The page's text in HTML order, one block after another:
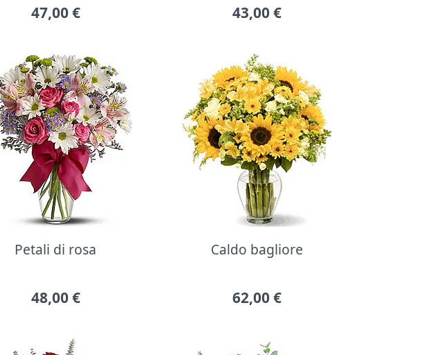
47,00 € 43,00 €
Petali di rosa
48,00 €
Caldo bagliore
62,00 €